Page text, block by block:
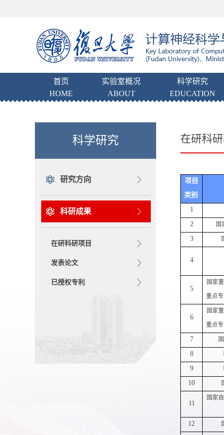
首页
HOME
实验室概况
ABOUT
科学研究
EDUCATION
科学研究
研究方向
科研成果
在研科研项目
发表论文
已授权专利
在研科
项目
类别
1
2 国
3
4
5
国家
重点
6
国家
重点
7
8
9
10
11
国家
12